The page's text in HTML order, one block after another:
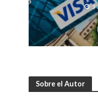
3
Sobre el Autor